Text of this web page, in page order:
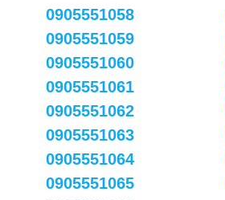
0905551058
0905551059
0905551060
0905551061
0905551062
0905551063
0905551064
0905551065